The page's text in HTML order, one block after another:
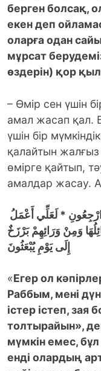
берген болсақ,
екен деп
оларға одан
мұрсат
өздерін) қор
– Өмір сен үшін
амал жасап қал.
үшін бір
қалайтын жалғыз
өмірге қайтып,
амалдар жасау.
* لَعَلِّي أَعْمَلُ
وَمِنْ وَرَائِهِمْ بَرْزَخٌ
إِلَى يَوْمِ يُبْعَثُونَ
«Егер ол
Раббым, мені
істер істеп,
толтырайын»,
мүмкін емес,
енді олардың